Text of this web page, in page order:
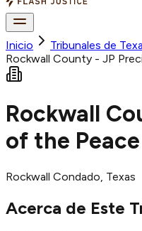
Inicio Tribunales de
Rockwall County - JP
Rockwall
of the
Rockwall Condado, Texas
Acerca de Este